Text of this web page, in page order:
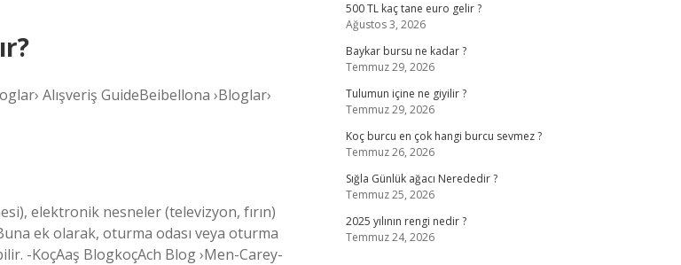
Alışveriş GuideBeibellona ›Bloglar›
elektronik nesneler (televizyon, fırın)
ek olarak, oturma odası veya oturma
-KoçAaş BlogkoçAch Blog ›Men-Carey-
500 TL kaç tane euro gelir ?
Ağustos 3, 2026
Baykar bursu ne kadar ?
Temmuz 29, 2026
Tulumun içine ne giyilir ?
Temmuz 29, 2026
Koç burcu en çok hangi burcu sevmez ?
Temmuz 26, 2026
Sığla Günlük ağacı Nerededir ?
Temmuz 25, 2026
2025 yılının rengi nedir ?
Temmuz 24, 2026